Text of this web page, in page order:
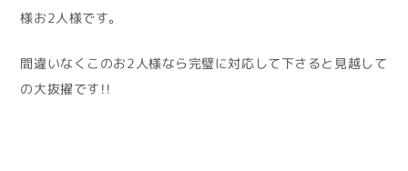
様お2人様です。
間違いなくこのお2人様なら完璧に対応して下さると見越して
の大抜擢です！！